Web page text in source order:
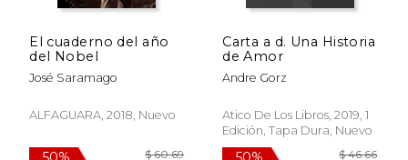
El cuaderno del año
del Nobel
José Saramago
ALFAGUARA, 2018, Nuevo
Carta a d. Una Historia
de Amor
Andre Gorz
Atico De Los Libros, 2019, 1
Edición, Tapa Dura, Nuevo